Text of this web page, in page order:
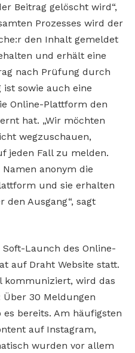
Beitrag gelöscht wird“,
Prozesses wird der
den Inhalt gemeldet
und erhält eine
nach Prüfung durch
sowie auch eine
Online-Plattform den
hat. „Wir möchten
wegzuschauen,
jeden Fall zu melden.
anonym die
und sie erhalten
den Ausgang“, sagt
Launch des Online-
auf Draht Website statt.
kommuniziert, wird das
30 Meldungen
bereits. Am häufigsten
auf Instagram,
wurden vor allem